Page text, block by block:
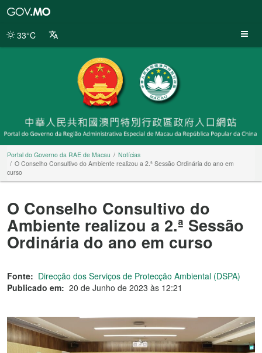
da
33°C
Portal do Governo da RAE de Macau
Notícias
O Conselho Consultivo do Ambiente realizou a 2.ª Sessão Ordinária do ano em
curso
O Conselho Consultivo do
Ambiente realizou a 2.ª Sessão
Ordinária do ano em curso
Fonte: Direcção dos Serviços de Protecção Ambiental (DSPA)
Publicado em: 20 de Junho de 2023 às 12:21